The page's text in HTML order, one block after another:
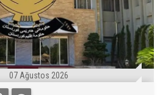
07 Ağustos 2026